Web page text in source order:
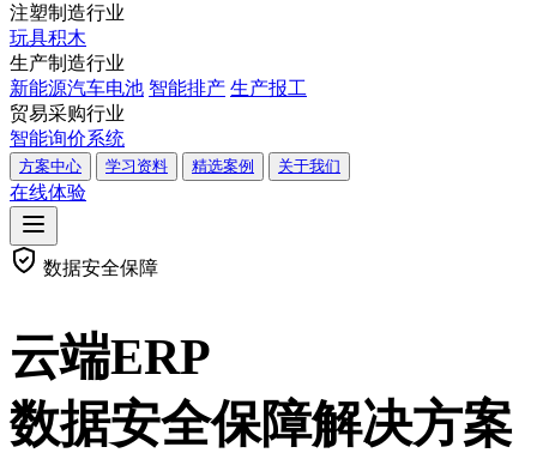
注塑制造行业
玩具积木
生产制造行业
新能源汽车电池 智能排产 生产报工
贸易采购行业
智能询价系统
方案中心 学习资料 精选案例 关于我们
在线体验
数据安全保障
云端ERP
数据安全保障解决方案